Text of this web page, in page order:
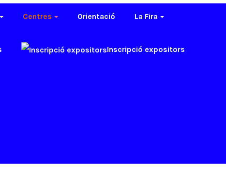
Centres Orientació La Fira
Inscripció expositors